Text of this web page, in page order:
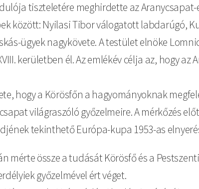
tiszteletére meghirdette az Aranycsapat-
között: Nyilasi Tibor válogatott labdarúgó,
ügyek nagykövete. A testület elnöke
kerületben él. Az emlékév célja az, hogy az
hogy a Körösfőn a hagyományoknak
világraszóló győzelmeire. A mérkőzés
tekinthető Európa-kupa 1953-as
mérte össze a tudását Körösfő és a
győzelmével ért véget.